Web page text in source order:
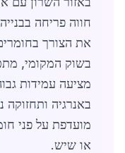
חווה פריחה
את הצורך
בשוק המקומי,
מציעה עמידות
באנרגיה
מועדפת על פני
או שיש.